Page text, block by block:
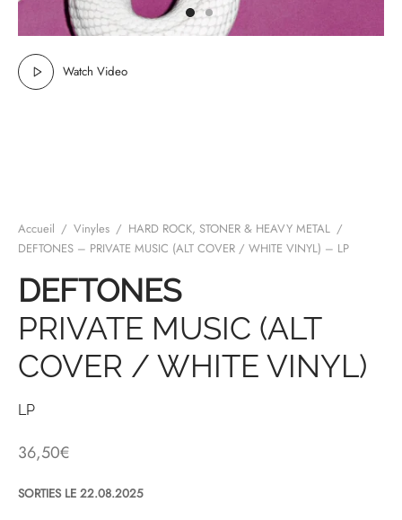
Watch Video
Accueil / Vinyles / HARD ROCK, STONER & HEAVY METAL /
DEFTONES – PRIVATE MUSIC (ALT COVER / WHITE VINYL) – LP
DEFTONES
PRIVATE MUSIC (ALT
COVER / WHITE VINYL)
LP
36,50€
SORTIES LE 22.08.2025
Phono
Casques
& MINIMALISTE
NEW WAVE
& RAP FRANCAIS
ROCK, STONER & HEAVY METAL
ELECTRONIQUES
HIP-HOP
2026
DU 30/10/2026
SKA